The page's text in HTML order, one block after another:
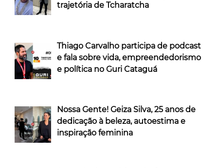
trajetória de Tcharatcha
Thiago Carvalho participa de podcast
e fala sobre vida, empreendedorismo
e política no Guri Cataguá
Nossa Gente! Geiza Silva, 25 anos de
dedicação à beleza, autoestima e
inspiração feminina